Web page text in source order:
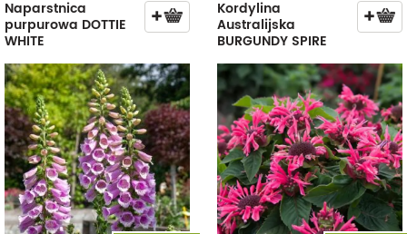
Naparstnica
purpurowa DOTTIE
WHITE
Kordylina
Australijska
BURGUNDY SPIRE